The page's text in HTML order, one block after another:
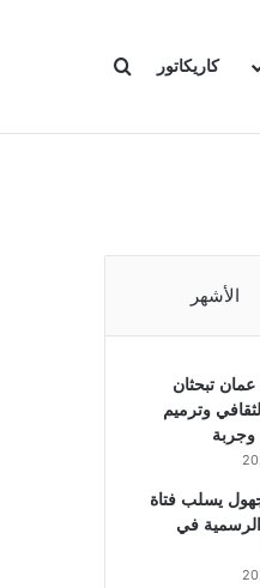
كاريكاتور بحث عن
الأشهر
تبحثان
وترميم
وجربة
يسلب فتاة
الرسمية في